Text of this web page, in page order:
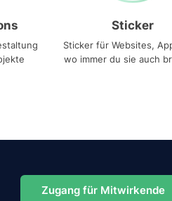
Sticker
Sticker für Websites,
wo immer du sie auch
Zugang für Mitwirkende